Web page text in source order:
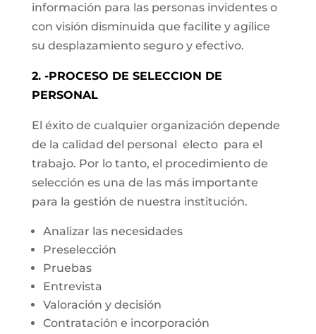
información para las personas invidentes o
con visión disminuida que facilite y agilice
su desplazamiento seguro y efectivo.
2. -PROCESO DE SELECCION DE
PERSONAL
El éxito de cualquier organización depende
de la calidad del personal electo para el
trabajo. Por lo tanto, el procedimiento de
selección es una de las más importante
para la gestión de nuestra institución.
Analizar las necesidades
Preselección
Pruebas
Entrevista
Valoración y decisión
Contratación e incorporación